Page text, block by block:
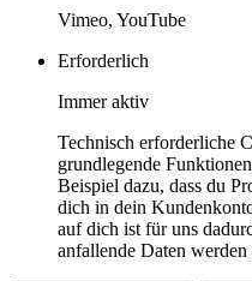
Vimeo, YouTube
Erforderlich
Immer aktiv
Technisch erforderliche
grundlegende
Beispiel dazu, dass du
dich in dein
auf dich ist für uns
anfallende Daten